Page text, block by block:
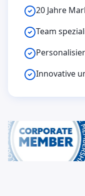
20 Jahre
Team
Innovative